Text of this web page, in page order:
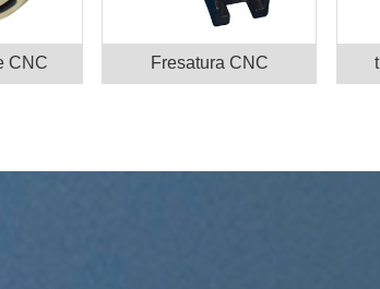
CNC Fresatura CNC